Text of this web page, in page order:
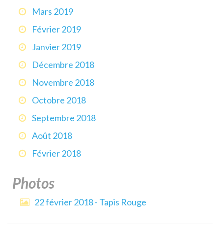
Mars 2019
Février 2019
Janvier 2019
Décembre 2018
Novembre 2018
Octobre 2018
Septembre 2018
Août 2018
Février 2018
Photos
22 février 2018 - Tapis Rouge